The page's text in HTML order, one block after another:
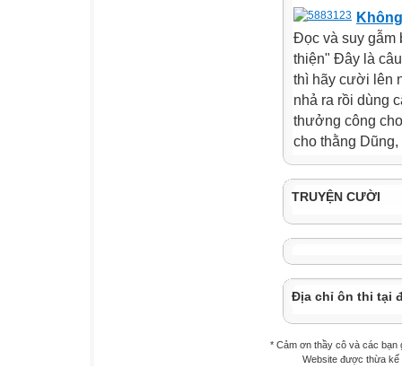
Đọc và suy gẫm
thiện" Đây là
thì hãy cười lên
nhả ra rồi dùng
thưởng công
cho thằng
TRUYỆN CƯỜI
Địa chỉ ôn thi tại
* Cảm ơn thầy cô và các bạn
Website được thừa